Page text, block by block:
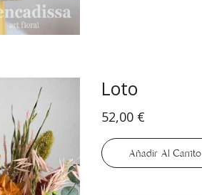
Loto
52,00 €
Añadir Al Carrito